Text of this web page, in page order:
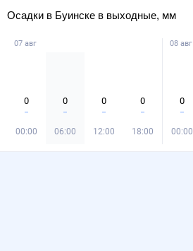
Осадки в Буинске в выходные, мм
07 авг
0
00:00
0
06:00
0
12:00
0
18:00
08 авг
0
00:00